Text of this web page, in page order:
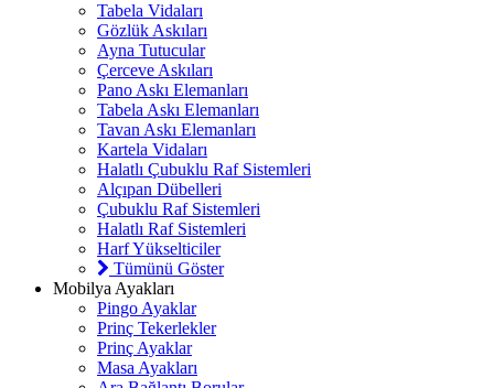
Tabela Vidaları
Gözlük Askıları
Ayna Tutucular
Çerceve Askıları
Pano Askı Elemanları
Tabela Askı Elemanları
Tavan Askı Elemanları
Kartela Vidaları
Halatlı Çubuklu Raf Sistemleri
Alçıpan Dübelleri
Çubuklu Raf Sistemleri
Halatlı Raf Sistemleri
Harf Yükselticiler
Tümünü Göster
Mobilya Ayakları
Pingo Ayaklar
Prinç Tekerlekler
Prinç Ayaklar
Masa Ayakları